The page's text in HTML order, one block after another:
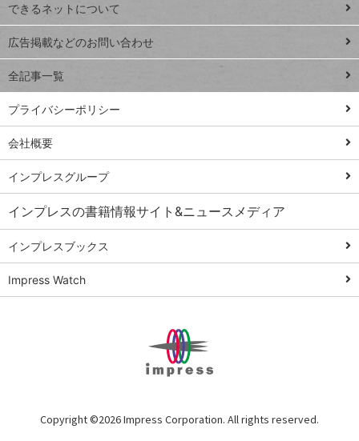
close
閉じ
る
Excel Q&A
トイアンナ流仕
事術
PowerAutomate
ではじめる業務
の完全自動化
AI議事録作成術
Windows 11
Q&A
Teams踏み込み
活用術
Excel講師の仕事
術
俺のメルカリ
できるネットについて
広告掲載などのお問い合わせ
全記事一覧
プライバシーポリシー
会社概要
インプレスグループ
インプレスの書籍情報サイト&ニュースメディア
インプレスブックス
Impress Watch
Copyright ©2026 Impress Corporation. All rights reserved.